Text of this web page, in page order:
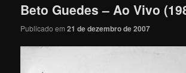
Beto Guedes – Ao Vivo
Publicado em21 de dezembro de 2007